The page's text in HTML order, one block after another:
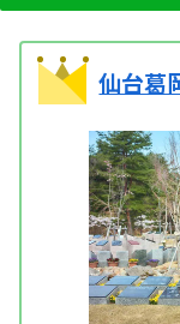
仙台葛